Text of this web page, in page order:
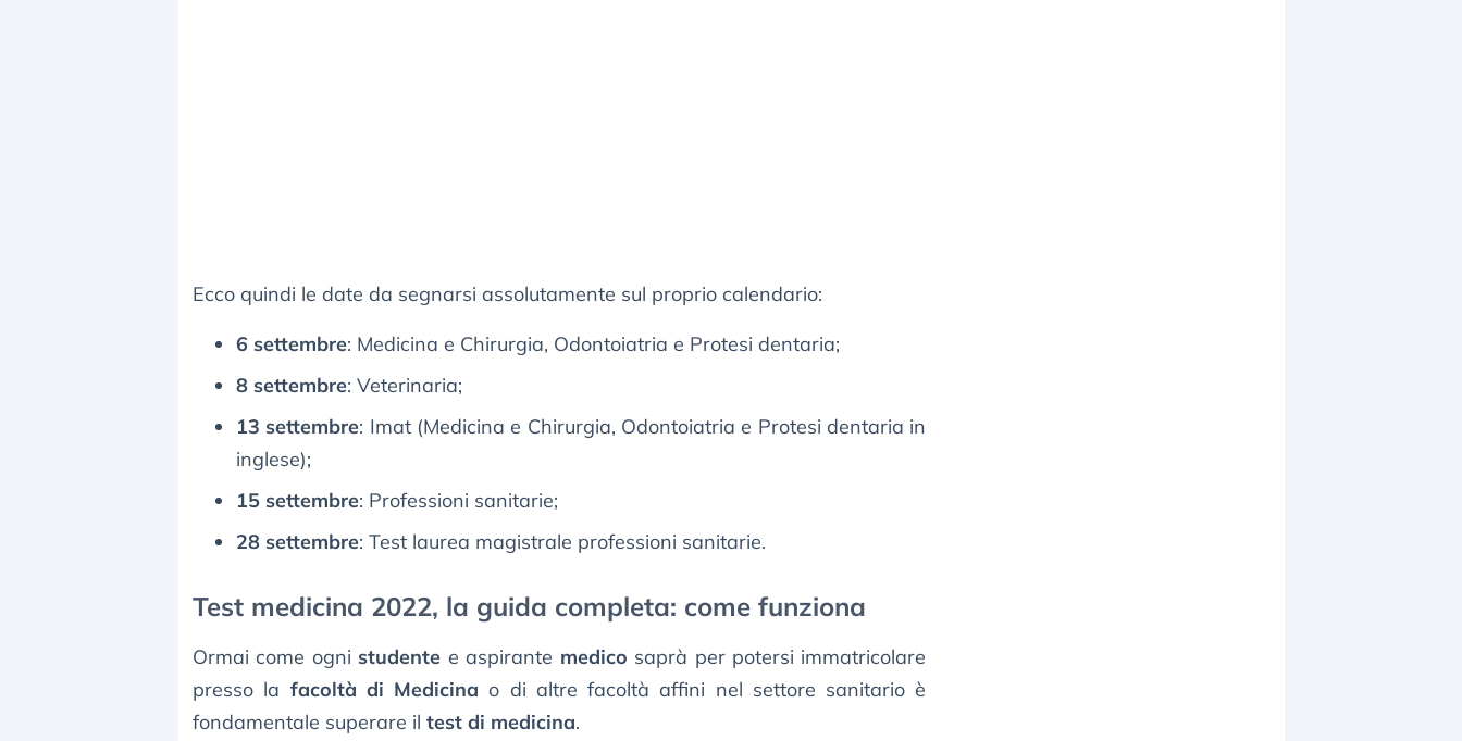
Ecco quindi le date da segnarsi assolutamente sul proprio calendario:
6 settembre: Medicina e Chirurgia, Odontoiatria e Protesi dentaria;
8 settembre: Veterinaria;
13 settembre: Imat (Medicina e Chirurgia, Odontoiatria e Protesi dentaria in
inglese);
15 settembre: Professioni sanitarie;
28 settembre: Test laurea magistrale professioni sanitarie.
Test medicina 2022, la guida completa: come funziona
Ormai come ogni studente e aspirante medico saprà per potersi immatricolare
presso la facoltà di Medicina o di altre facoltà affini nel settore sanitario è
fondamentale superare il test di medicina.